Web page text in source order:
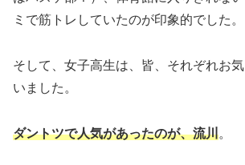
ミで筋トレしていたのが印象的でした。
そして、女子高生は、皆、それぞれお
いました。
ダントツで人気があったのが、流川。